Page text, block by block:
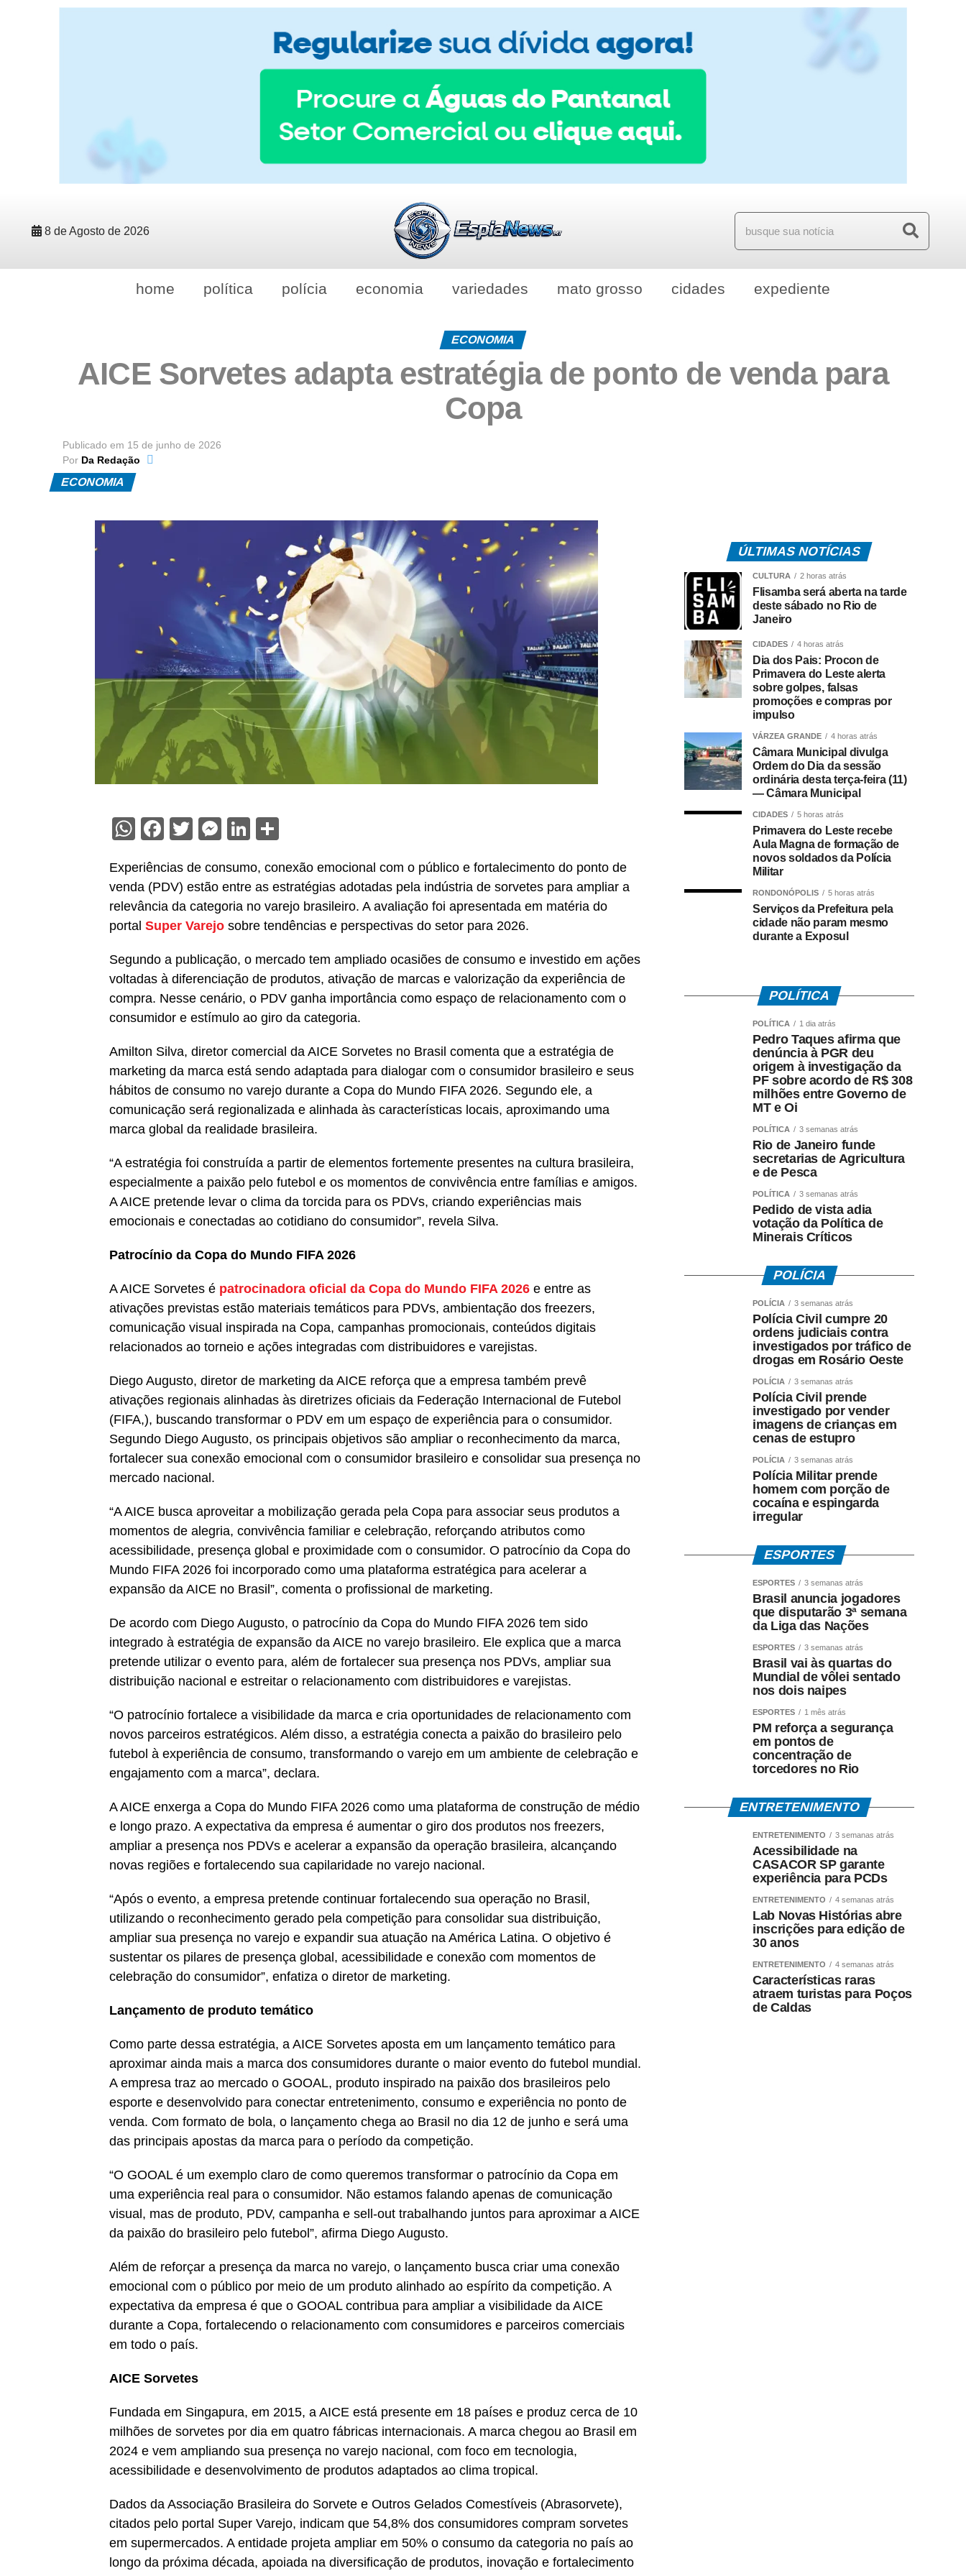
8 de Agosto de 2026
home política polícia economia variedades mato grosso cidades expediente
ECONOMIA
AICE Sorvetes adapta estratégia de ponto de venda para
Copa
Publicado em 15 de junho de 2026
Por Da Redação
ECONOMIA
WhatsApp
Facebook
Twitter
Messenger
LinkedIn
Experiências de consumo, conexão emocional com o público e fortalecimento do ponto de
venda (PDV) estão entre as estratégias adotadas pela indústria de sorvetes para ampliar a
relevância da categoria no varejo brasileiro. A avaliação foi apresentada em matéria do
portal Super Varejo sobre tendências e perspectivas do setor para 2026.
Segundo a publicação, o mercado tem ampliado ocasiões de consumo e investido em ações
voltadas à diferenciação de produtos, ativação de marcas e valorização da experiência de
compra. Nesse cenário, o PDV ganha importância como espaço de relacionamento com o
consumidor e estímulo ao giro da categoria.
Amilton Silva, diretor comercial da AICE Sorvetes no Brasil comenta que a estratégia de
marketing da marca está sendo adaptada para dialogar com o consumidor brasileiro e seus
hábitos de consumo no varejo durante a Copa do Mundo FIFA 2026. Segundo ele, a
comunicação será regionalizada e alinhada às características locais, aproximando uma
marca global da realidade brasileira.
“A estratégia foi construída a partir de elementos fortemente presentes na cultura brasileira,
especialmente a paixão pelo futebol e os momentos de convivência entre famílias e amigos.
A AICE pretende levar o clima da torcida para os PDVs, criando experiências mais
emocionais e conectadas ao cotidiano do consumidor”, revela Silva.
Patrocínio da Copa do Mundo FIFA 2026
A AICE Sorvetes é patrocinadora oficial da Copa do Mundo FIFA 2026 e entre as
ativações previstas estão materiais temáticos para PDVs, ambientação dos freezers,
comunicação visual inspirada na Copa, campanhas promocionais, conteúdos digitais
relacionados ao torneio e ações integradas com distribuidores e varejistas.
Diego Augusto, diretor de marketing da AICE reforça que a empresa também prevê
ativações regionais alinhadas às diretrizes oficiais da Federação Internacional de Futebol
(FIFA,), buscando transformar o PDV em um espaço de experiência para o consumidor.
Segundo Diego Augusto, os principais objetivos são ampliar o reconhecimento da marca,
fortalecer sua conexão emocional com o consumidor brasileiro e consolidar sua presença no
mercado nacional.
“A AICE busca aproveitar a mobilização gerada pela Copa para associar seus produtos a
momentos de alegria, convivência familiar e celebração, reforçando atributos como
acessibilidade, presença global e proximidade com o consumidor. O patrocínio da Copa do
Mundo FIFA 2026 foi incorporado como uma plataforma estratégica para acelerar a
expansão da AICE no Brasil”, comenta o profissional de marketing.
De acordo com Diego Augusto, o patrocínio da Copa do Mundo FIFA 2026 tem sido
integrado à estratégia de expansão da AICE no varejo brasileiro. Ele explica que a marca
pretende utilizar o evento para, além de fortalecer sua presença nos PDVs, ampliar sua
distribuição nacional e estreitar o relacionamento com distribuidores e varejistas.
“O patrocínio fortalece a visibilidade da marca e cria oportunidades de relacionamento com
novos parceiros estratégicos. Além disso, a estratégia conecta a paixão do brasileiro pelo
futebol à experiência de consumo, transformando o varejo em um ambiente de celebração e
engajamento com a marca”, declara.
A AICE enxerga a Copa do Mundo FIFA 2026 como uma plataforma de construção de médio
e longo prazo. A expectativa da empresa é aumentar o giro dos produtos nos freezers,
ampliar a presença nos PDVs e acelerar a expansão da operação brasileira, alcançando
novas regiões e fortalecendo sua capilaridade no varejo nacional.
“Após o evento, a empresa pretende continuar fortalecendo sua operação no Brasil,
utilizando o reconhecimento gerado pela competição para consolidar sua distribuição,
ampliar sua presença no varejo e expandir sua atuação na América Latina. O objetivo é
sustentar os pilares de presença global, acessibilidade e conexão com momentos de
celebração do consumidor”, enfatiza o diretor de marketing.
Lançamento de produto temático
Como parte dessa estratégia, a AICE Sorvetes aposta em um lançamento temático para
aproximar ainda mais a marca dos consumidores durante o maior evento do futebol mundial.
A empresa traz ao mercado o GOOAL, produto inspirado na paixão dos brasileiros pelo
esporte e desenvolvido para conectar entretenimento, consumo e experiência no ponto de
venda. Com formato de bola, o lançamento chega ao Brasil no dia 12 de junho e será uma
das principais apostas da marca para o período da competição.
“O GOOAL é um exemplo claro de como queremos transformar o patrocínio da Copa em
uma experiência real para o consumidor. Não estamos falando apenas de comunicação
visual, mas de produto, PDV, campanha e sell-out trabalhando juntos para aproximar a AICE
da paixão do brasileiro pelo futebol”, afirma Diego Augusto.
Além de reforçar a presença da marca no varejo, o lançamento busca criar uma conexão
emocional com o público por meio de um produto alinhado ao espírito da competição. A
expectativa da empresa é que o GOOAL contribua para ampliar a visibilidade da AICE
durante a Copa, fortalecendo o relacionamento com consumidores e parceiros comerciais
em todo o país.
AICE Sorvetes
Fundada em Singapura, em 2015, a AICE está presente em 18 países e produz cerca de 10
milhões de sorvetes por dia em quatro fábricas internacionais. A marca chegou ao Brasil em
2024 e vem ampliando sua presença no varejo nacional, com foco em tecnologia,
acessibilidade e desenvolvimento de produtos adaptados ao clima tropical.
Dados da Associação Brasileira do Sorvete e Outros Gelados Comestíveis (Abrasorvete),
citados pelo portal Super Varejo, indicam que 54,8% dos consumidores compram sorvetes
em supermercados. A entidade projeta ampliar em 50% o consumo da categoria no país ao
longo da próxima década, apoiada na diversificação de produtos, inovação e fortalecimento
ÚLTIMAS NOTÍCIAS
CULTURA 2 horas atrás
Flisamba será aberta na tarde
deste sábado no Rio de
Janeiro
CIDADES 4 horas atrás
Dia dos Pais: Procon de
Primavera do Leste alerta
sobre golpes, falsas
promoções e compras por
impulso
VÁRZEA GRANDE 4 horas atrás
Câmara Municipal divulga
Ordem do Dia da sessão
ordinária desta terça-feira (11)
— Câmara Municipal
CIDADES 5 horas atrás
Primavera do Leste recebe
Aula Magna de formação de
novos soldados da Polícia
Militar
RONDONÓPOLIS 5 horas atrás
Serviços da Prefeitura pela
cidade não param mesmo
durante a Exposul
POLÍTICA
POLÍTICA 1 dia atrás
Pedro Taques afirma que
denúncia à PGR deu
origem à investigação da
PF sobre acordo de R$ 308
milhões entre Governo de
MT e Oi
POLÍTICA 3 semanas atrás
Rio de Janeiro funde
secretarias de Agricultura
e de Pesca
POLÍTICA 3 semanas atrás
Pedido de vista adia
votação da Política de
Minerais Críticos
POLÍCIA
POLÍCIA 3 semanas atrás
Polícia Civil cumpre 20
ordens judiciais contra
investigados por tráfico de
drogas em Rosário Oeste
POLÍCIA 3 semanas atrás
Polícia Civil prende
investigado por vender
imagens de crianças em
cenas de estupro
POLÍCIA 3 semanas atrás
Polícia Militar prende
homem com porção de
cocaína e espingarda
irregular
ESPORTES
ESPORTES 3 semanas atrás
Brasil anuncia jogadores
que disputarão 3ª semana
da Liga das Nações
ESPORTES 3 semanas atrás
Brasil vai às quartas do
Mundial de vôlei sentado
nos dois naipes
ESPORTES 1 mês atrás
PM reforça a segurança
em pontos de
concentração de
torcedores no Rio
ENTRETENIMENTO
ENTRETENIMENTO 3 semanas atrás
Acessibilidade na
CASACOR SP garante
experiência para PCDs
ENTRETENIMENTO 4 semanas atrás
Lab Novas Histórias abre
inscrições para edição de
30 anos
ENTRETENIMENTO 4 semanas atrás
Características raras
atraem turistas para Poços
de Caldas